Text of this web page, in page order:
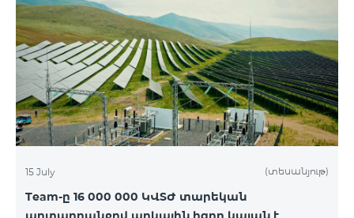
15 July (տեսանյութ)
Team-ը 16 000 000 ԿՎՏԺ տարեկան